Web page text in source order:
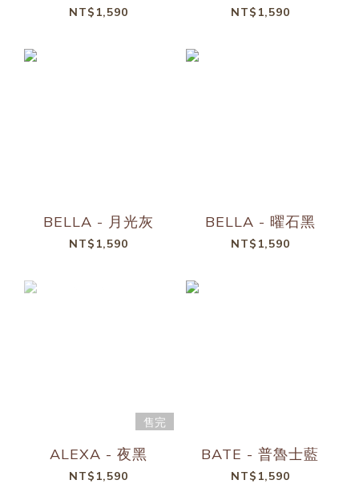
NT$1,590 NT$1,590
BELLA - 月光灰
NT$1,590
BELLA - 曜石黑
NT$1,590
售完
ALEXA - 夜黑
NT$1,590
BATE - 普魯士藍
NT$1,590